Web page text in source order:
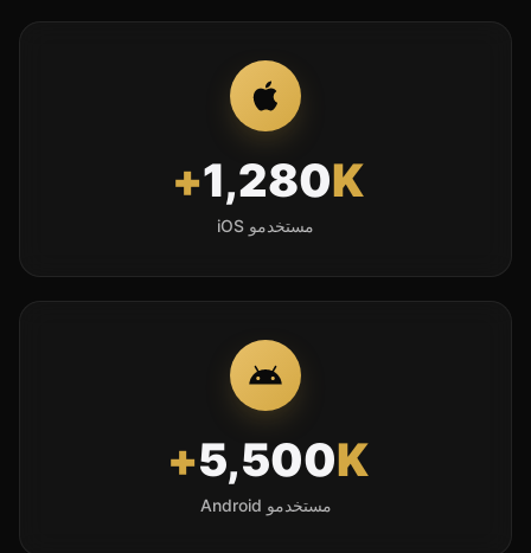
1,280K+
مستخدمو iOS
5,500K+
مستخدمو Android